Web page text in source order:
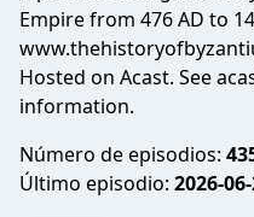
Empire from 476 AD to
Hosted on Acast. See
information.
Número de episodios:
Último episodio: 2026-